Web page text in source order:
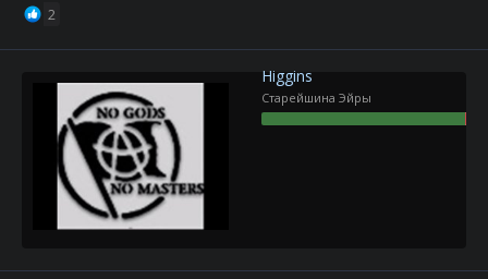
2
Higgins
Старейшина Эйры